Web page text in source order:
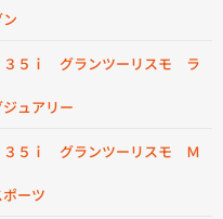
３５ｉ グランツーリスモ ラ
ジュアリー
３５ｉ グランツーリスモ Ｍ
ポーツ